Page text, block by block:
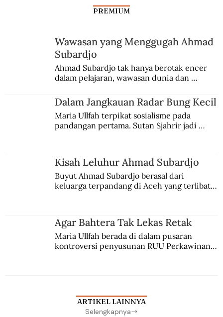
PREMIUM
Wawasan yang Menggugah Ahmad
Subardjo
Ahmad Subardjo tak hanya berotak encer
dalam pelajaran, wawasan dunia dan
Jules Verne, Multatuli, hingga Sun Yat-sen.
Dalam Jangkauan Radar Bung Kecil
Maria Ullfah terpikat sosialisme pada
pandangan pertama. Sutan Sjahrir jadi
Kisah Leluhur Ahmad Subardjo
Buyut Ahmad Subardjo berasal dari
keluarga terpandang di Aceh yang terlibat
Agar Bahtera Tak Lekas Retak
Maria Ullfah berada di dalam pusaran
kontroversi penyusunan RUU Perkawinan.
ARTIKEL LAINNYA
Selengkapnya